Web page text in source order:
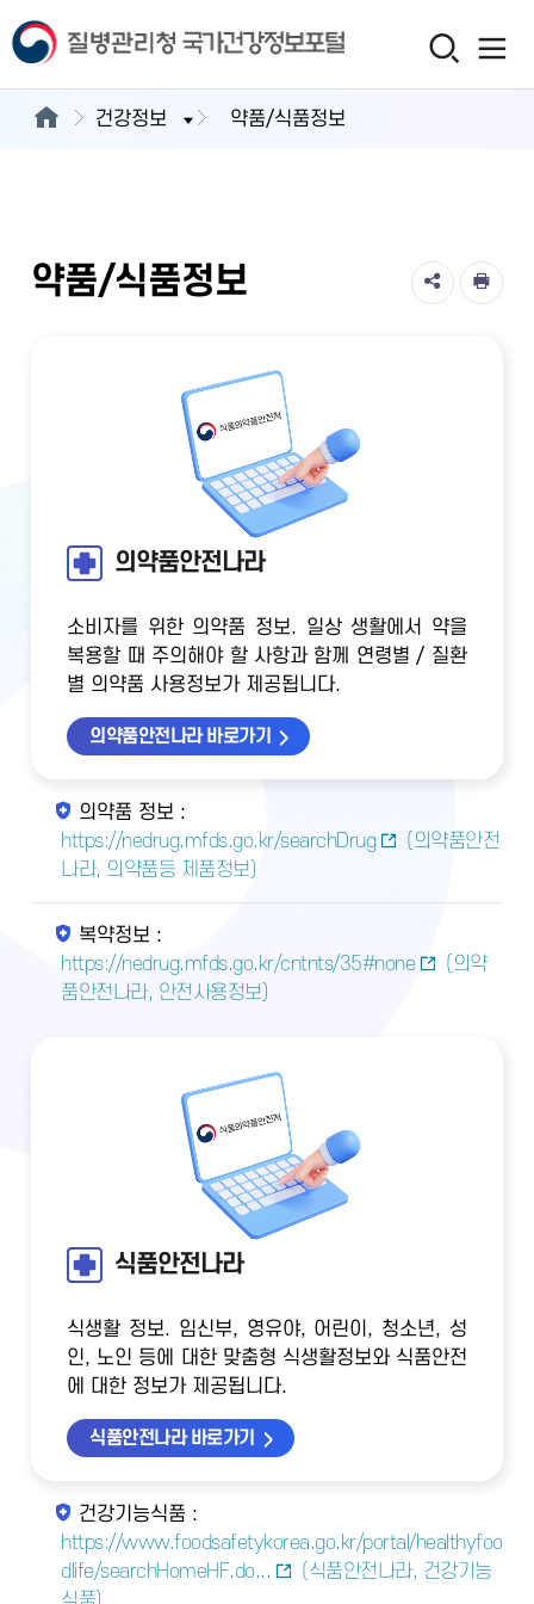
건강정보 약품/식품정보
약품/식품정보
의약품안전나라
소비자를 위한 의약품 정보. 일상 생활에서 약을
복용할 때 주의해야 할 사항과 함께 연령별 / 질환
별 의약품 사용정보가 제공됩니다.
의약품안전나라 바로가기
의약품 정보 :
https://nedrug.mfds.go.kr/searchDrug
(의약품안전
나라, 의약품등 제품정보)
복약정보 :
https://nedrug.mfds.go.kr/cntnts/35#none
(의약
품안전나라, 안전사용정보)
식품안전나라
식생활 정보. 임신부, 영유야, 어린이, 청소년, 성
인, 노인 등에 대한 맞춤형 식생활정보와 식품안전
에 대한 정보가 제공됩니다.
식품안전나라 바로가기
건강기능식품 :
https://www.foodsafetykorea.go.kr/portal/healthyfoo
dlife/searchHomeHF.do...
(식품안전나라, 건강기능